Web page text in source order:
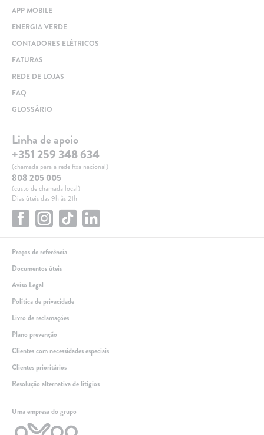
+351 259 348 634
APP MOBILE
ENERGIA VERDE
CONTADORES ELÉTRICOS
FATURAS
REDE DE LOJAS
FAQ
GLOSSÁRIO
Linha de apoio
+351 259 348 634
(chamada para a rede fixa nacional)
808 205 005
(custo de chamada local)
Dias úteis das 9h às 21h
Preços de referência
Documentos úteis
Aviso Legal
Política de privacidade
Livro de reclamações
Plano prevenção
Clientes com necessidades especiais
Clientes prioritários
Resolução alternativa de litígios
Uma empresa do grupo